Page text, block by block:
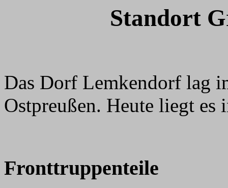
Standort
Das Dorf Lemkendorf lag
Ostpreußen. Heute liegt es
Fronttruppenteile